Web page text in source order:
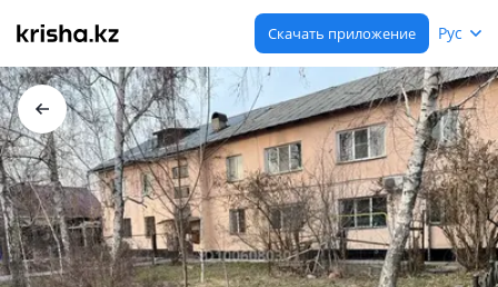
Скачать приложение Рус